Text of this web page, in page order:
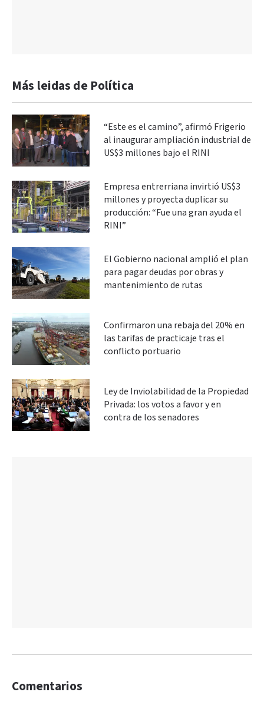
Más leidas de Política
“Este es el camino”, afirmó Frigerio
al inaugurar ampliación industrial de
US$3 millones bajo el RINI
Empresa entrerriana invirtió US$3
millones y proyecta duplicar su
producción: “Fue una gran ayuda el
RINI”
El Gobierno nacional amplió el plan
para pagar deudas por obras y
mantenimiento de rutas
Confirmaron una rebaja del 20% en
las tarifas de practicaje tras el
conflicto portuario
Ley de Inviolabilidad de la Propiedad
Privada: los votos a favor y en
contra de los senadores
Comentarios